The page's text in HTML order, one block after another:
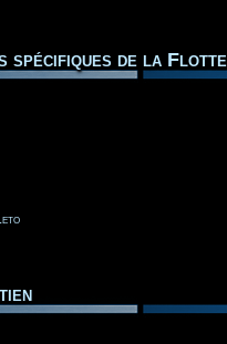
spécifiques de la Flotte